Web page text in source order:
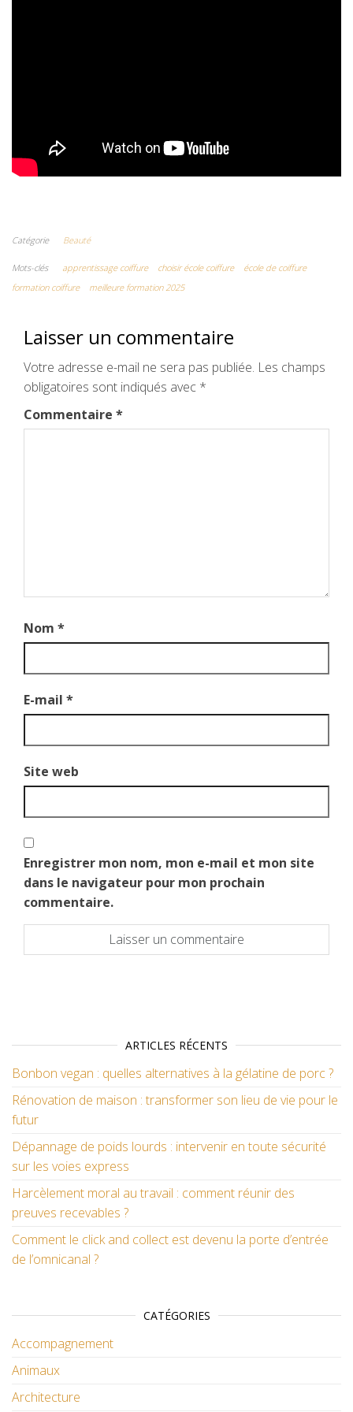
Catégorie Beauté
Mots-clés apprentissage coiffure choisir école coiffure
école de coiffure
formation coiffure
meilleure formation 2025
Laisser un commentaire
Votre adresse e-mail ne sera pas publiée. Les champs
obligatoires sont indiqués avec *
Commentaire *
Nom *
E-mail *
Site web
Enregistrer mon nom, mon e-mail et mon site
dans le navigateur pour mon prochain
commentaire.
ARTICLES RÉCENTS
Bonbon vegan : quelles alternatives à la gélatine de porc ?
Rénovation de maison : transformer son lieu de vie pour le
futur
Dépannage de poids lourds : intervenir en toute sécurité
sur les voies express
Harcèlement moral au travail : comment réunir des
preuves recevables ?
Comment le click and collect est devenu la porte d’entrée
de l’omnicanal ?
CATÉGORIES
Accompagnement
Animaux
Architecture